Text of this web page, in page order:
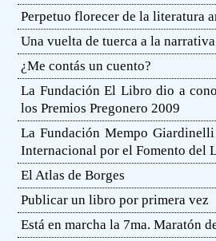
Perpetuo florecer de la literatura
Una vuelta de tuerca a la
¿Me contás un cuento?
La Fundación El Libro dio a
los Premios Pregonero 2009
La Fundación Mempo
Internacional por el Fomento del
El Atlas de Borges
Publicar un libro por primera vez
Está en marcha la 7ma. Maratón